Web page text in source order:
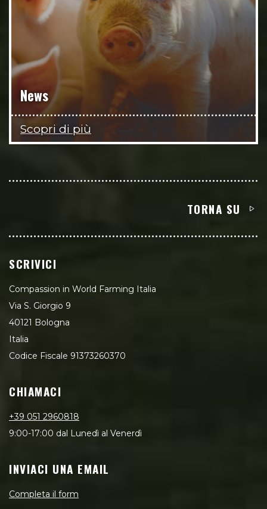
News
Scopri di più
TORNA SU
SCRIVICI
Compassion in World Farming Italia
Via S. Giorgio 9
40121 Bologna
Italia
Codice Fiscale 91373260370
CHIAMACI
+39 051 2960818
9:00-17:00 dal Lunedì al Venerdì
INVIACI UNA EMAIL
Completa il form